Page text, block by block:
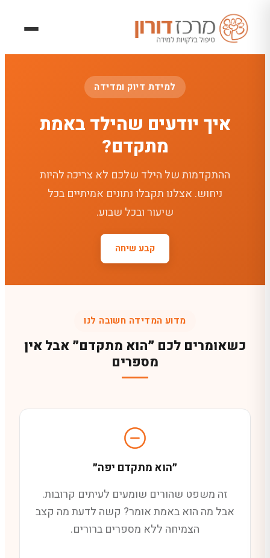
למידת דיוק ומדידה
איך יודעים שהילד באמת
מתקדם?
ההתקדמות של הילד שלכם לא צריכה להיות
ניחוש. אצלנו תקבלו נתונים אמיתיים בכל
שיעור ובכל שבוע.
קבע שיחה
מדוע המדידה חשובה לנו
כשאומרים לכם ״הוא מתקדם״ אבל אין
מספרים
״הוא מתקדם יפה״
זה משפט שהורים שומעים לעיתים קרובות.
אבל מה הוא באמת אומר? קשה לדעת מה קצב
הצמיחה ללא מספרים ברורים.